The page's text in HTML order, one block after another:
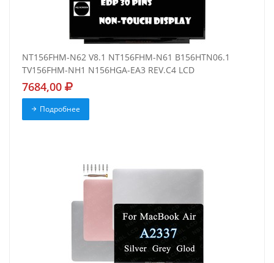
NT156FHM-N62 V8.1 NT156FHM-N61 B156HTN06.1
TV156FHM-NH1 N156HGA-EA3 REV.C4 LCD
7684,00
Подробнее